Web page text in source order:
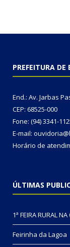
PREFEITURA
End.: Av. Jarbas
CEP: 68525-000
Fone: (94) 3341-
E-mail:
Horário de
ÚLTIMAS
1ª FEIRA RURAL
Feirinha da Lagoa